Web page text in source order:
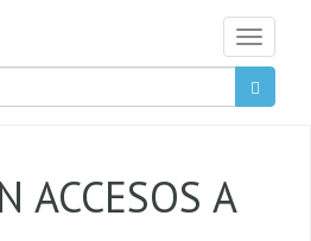
Toggle
ACCESOS A